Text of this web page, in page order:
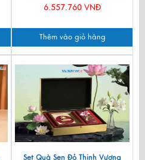
6.557.760 VNĐ
Thêm vào giỏ hàng
Set Quà Sen Đỏ Thịnh Vượng